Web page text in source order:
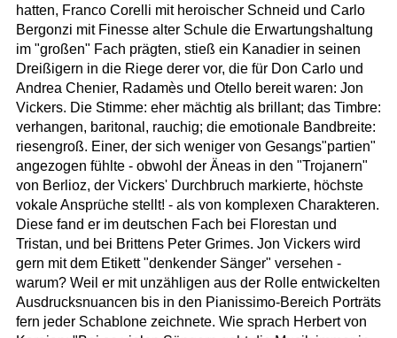
hatten, Franco Corelli mit heroischer Schneid und Carlo
Bergonzi mit Finesse alter Schule die Erwartungshaltung
im "großen" Fach prägten, stieß ein Kanadier in seinen
Dreißigern in die Riege derer vor, die für Don Carlo und
Andrea Chenier, Radamès und Otello bereit waren: Jon
Vickers. Die Stimme: eher mächtig als brillant; das Timbre:
verhangen, baritonal, rauchig; die emotionale Bandbreite:
riesengroß. Einer, der sich weniger von Gesangs"partien"
angezogen fühlte - obwohl der Äneas in den "Trojanern"
von Berlioz, der Vickers' Durchbruch markierte, höchste
vokale Ansprüche stellt! - als von komplexen Charakteren.
Diese fand er im deutschen Fach bei Florestan und
Tristan, und bei Brittens Peter Grimes. Jon Vickers wird
gern mit dem Etikett "denkender Sänger" versehen -
warum? Weil er mit unzähligen aus der Rolle entwickelten
Ausdrucksnuancen bis in den Pianissimo-Bereich Porträts
fern jeder Schablone zeichnete. Wie sprach Herbert von